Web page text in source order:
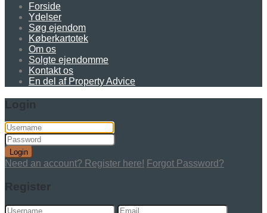
Forside
Ydelser
Søg ejendom
Køberkartotek
Om os
Solgte ejendomme
Kontakt os
En del af Property Advice
Login
Login
Need an account? Register here! Forgot Password?
Register